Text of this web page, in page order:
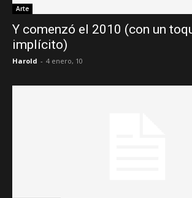
Arte
Y comenzó el 2010 (con un
implícito)
Harold - 4 enero, 10